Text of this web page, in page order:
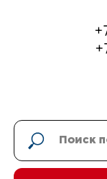
г. Рыбинск,
Часы